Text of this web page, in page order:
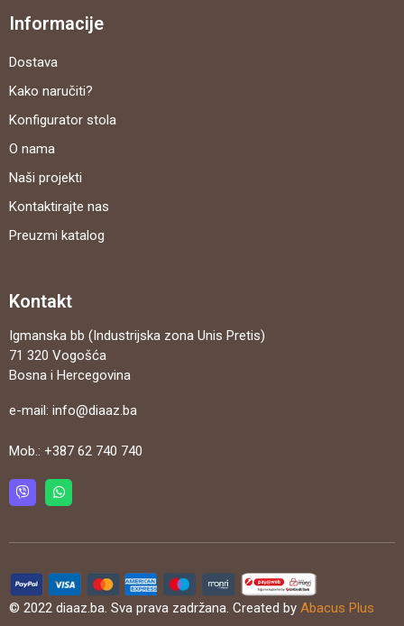
Informacije
Dostava
Kako naručiti?
Konfigurator stola
O nama
Naši projekti
Kontaktirajte nas
Preuzmi katalog
Kontakt
Igmanska bb (Industrijska zona Unis Pretis)
71 320 Vogošća
Bosna i Hercegovina
e-mail: info@diaaz.ba
Mob.: +387 62 740 740
© 2022 diaaz.ba. Sva prava zadržana. Created by Abacus Plus